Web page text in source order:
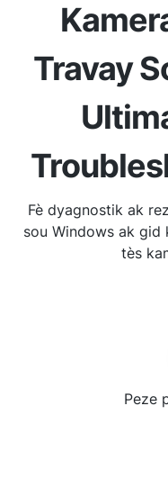
Travay
Fè dyagnostik ak
sou Windows ak gid
tès
Peze